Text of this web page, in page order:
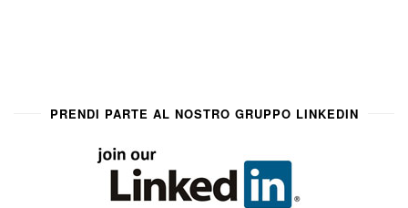
PRENDI PARTE AL NOSTRO GRUPPO LINKEDIN